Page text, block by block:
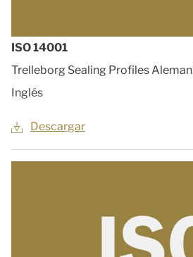
ISO 14001
Trelleborg Sealing Profiles
Inglés
Descargar